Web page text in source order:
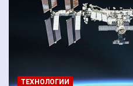
ТЕХНОЛОГИИ